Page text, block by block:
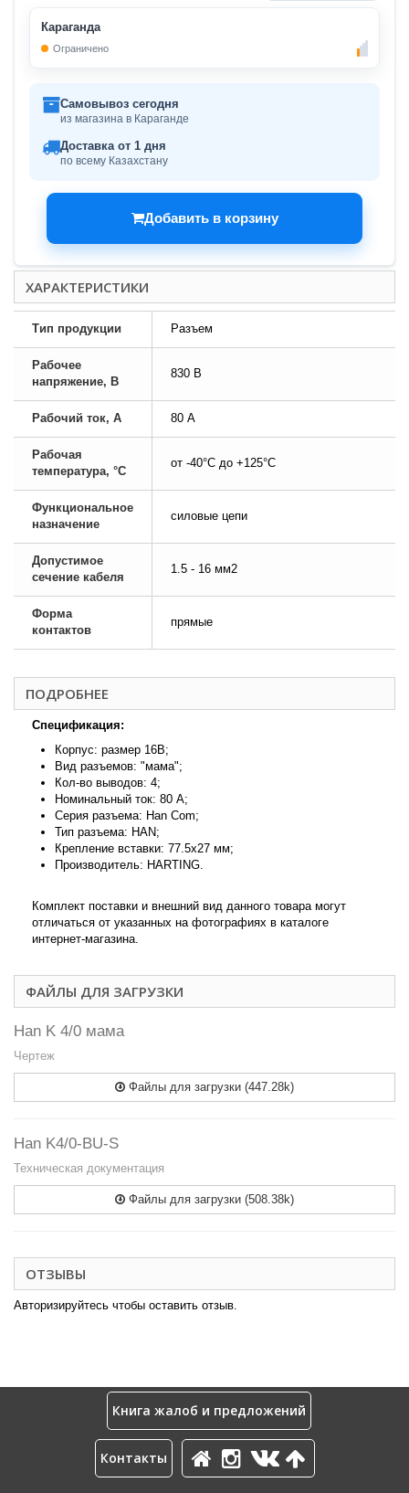
Караганда
Ограничено
Самовывоз сегодня
из магазина в Караганде
Доставка от 1 дня
по всему Казахстану
Добавить в корзину
ХАРАКТЕРИСТИКИ
Тип продукции Разъем
Рабочее
напряжение, В
830 В
Рабочий ток, А 80 А
Рабочая
температура, °C
от -40°C до +125°C
Функциональное
назначение
силовые цепи
Допустимое
сечение кабеля
1.5 - 16 мм2
Форма
контактов
прямые
ПОДРОБНЕЕ
Спецификация:
Корпус: размер 16В;
Вид разъемов: "мама";
Кол-во выводов: 4;
Номинальный ток: 80 А;
Серия разъема: Han Com;
Тип разъема: HAN;
Крепление вставки: 77.5x27 мм;
Производитель: HARTING.
Комплект поставки и внешний вид данного товара могут
отличаться от указанных на фотографиях в каталоге
интернет-магазина.
ФАЙЛЫ ДЛЯ ЗАГРУЗКИ
Han K 4/0 мама
Чертеж
Файлы для загрузки (447.28k)
Han K4/0-BU-S
Техническая документация
Файлы для загрузки (508.38k)
ОТЗЫВЫ
Авторизируйтесь чтобы оставить отзыв.
Книга жалоб и предложений
Контакты